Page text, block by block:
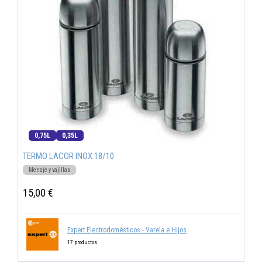
0,75L 0,35L
TERMO LACOR INOX 18/10
Menaje y vajillas
15,00 €
Expert Electrodomésticos - Varela e Hijos
17 productos